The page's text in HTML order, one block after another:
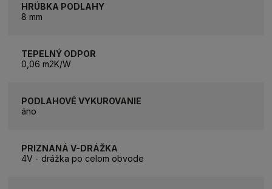
HRÚBKA PODLAHY
8 mm
TEPELNÝ ODPOR
0,06 m2K/W
PODLAHOVÉ VYKUROVANIE
áno
PRIZNANÁ V-DRÁŽKA
4V - drážka po celom obvode